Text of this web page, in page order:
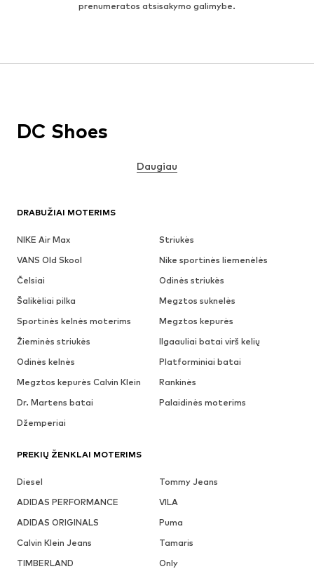
prenumeratos atsisakymo galimybe.
DRABUŽIAI MOTERIMS
NIKE Air Max
Striukės
VANS Old Skool
Nike sportinės liemenėlės
Čelsiai
Odinės striukės
Šalikėliai pilka
Megztos suknelės
Sportinės kelnės moterims
Megztos kepurės
Žieminės striukės
Ilgaauliai batai virš kelių
Odinės kelnės
Platforminiai batai
Megztos kepurės Calvin Klein
Rankinės
Dr. Martens batai
Palaidinės moterims
Džemperiai
PREKIŲ ŽENKLAI MOTERIMS
Diesel
Tommy Jeans
ADIDAS PERFORMANCE
VILA
ADIDAS ORIGINALS
Puma
Calvin Klein Jeans
Tamaris
TIMBERLAND
Only
DC Shoes
Daugiau